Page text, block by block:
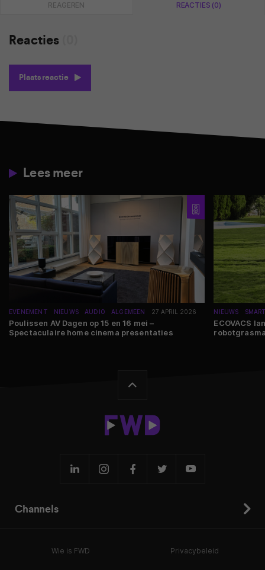
REAGEREN REACTIES (0)
Reacties
Plaats reactie
Lees meer
EVENEMENT NIEUWS AUDIO ALGEMEEN 27 APRIL 2026
Poulissen AV Dagen op 15 en 16 mei –
Spectaculaire home cinema presentaties
NIEUWS
ECOVACS
Channels
Wie is FWD Privacybeleid